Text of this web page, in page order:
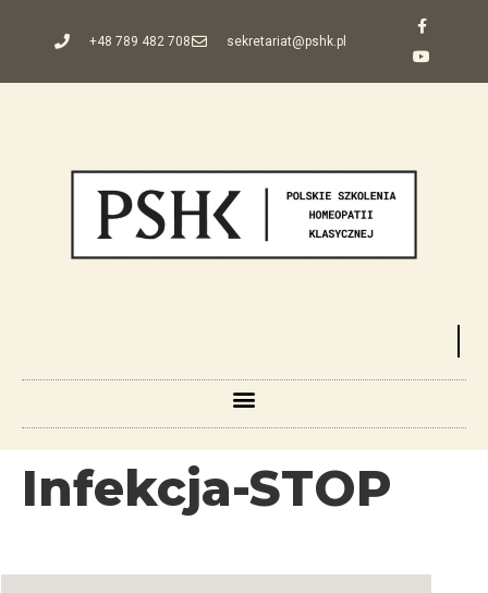
+48 789 482 708 sekretariat@pshk.pl
Infekcja-STOP